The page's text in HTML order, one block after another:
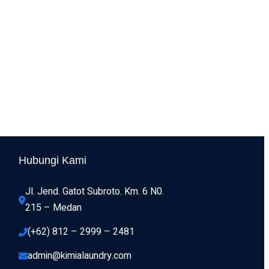
Hubungi Kami
Jl. Jend. Gatot Subroto. Km. 6 N0.
215 – Medan
(+62) 812 – 2999 – 2481
admin@kimialaundry.com